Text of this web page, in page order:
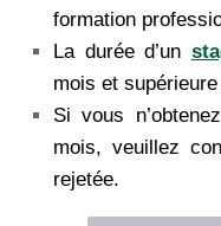
formation
La durée d’un
mois et
Si vous
mois, veuillez
rejetée.